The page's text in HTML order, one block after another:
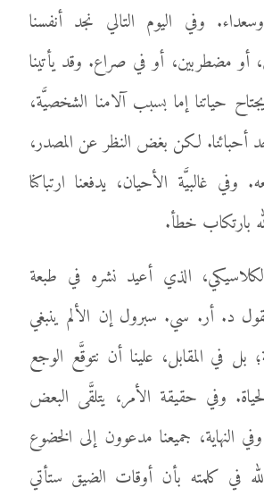
وفي اليوم التالي نجد أنفسنا
أو مضطربين، أو في صراع. وقد يأتينا
حياتنا إما بسبب آلامنا الشخصيَّة،
أحبائنا. لكن بغض النظر عن المصدر،
غالبيَّة الأحيان، يدفعنا ارتباكنا
بارتكاب خطأ.
الذي أعيد نشره في طبعة
د. أر. سي. سبرول إن الألم ينبغي
بل في المقابل، علينا أن نتوقَّع الوجع
وفي حقيقة الأمر، يتلقَّى البعض
النهاية، جميعنا مدعوون إلى الخضوع
في كلمته بأن أوقات الضيق ستأتي